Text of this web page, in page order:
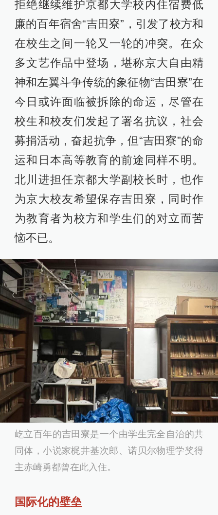
拒绝继续维护京都大学校内住宿费低
廉的百年宿舍“吉田寮”，引发了校方和
在校生之间一轮又一轮的冲突。在众
多文艺作品中登场，堪称京大自由精
神和左翼斗争传统的象征物“吉田寮”在
今日或许面临被拆除的命运，尽管在
校生和校友们发起了署名抗议，社会
募捐活动，奋起抗争，但“吉田寮”的命
运和日本高等教育的前途同样不明。
北川进担任京都大学副校长时，也作
为京大校友希望保存吉田寮，同时作
为教育者为校方和学生们的对立而苦
恼不已。
屹立百年的吉田寮是一个由学生完全自治的共
同体，小说家梶井基次郎、诺贝尔物理学奖得
主赤崎勇都曾在此入住。
国际化的壁垒